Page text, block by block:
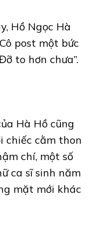
Hồ Ngọc Hà
post một bức
to hơn chưa”.
Hà Hồ cũng
chiếc cằm thon
chí, một số
ca sĩ sinh năm
mặt mới khác